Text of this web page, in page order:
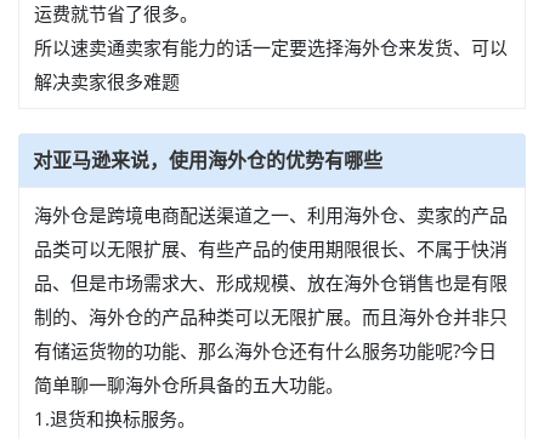
运费就节省了很多。
所以速卖通卖家有能力的话一定要选择海外仓来发货、可以
解决卖家很多难题
对亚马逊来说，使用海外仓的优势有哪些
海外仓是跨境电商配送渠道之一、利用海外仓、卖家的产品
品类可以无限扩展、有些产品的使用期限很长、不属于快消
品、但是市场需求大、形成规模、放在海外仓销售也是有限
制的、海外仓的产品种类可以无限扩展。而且海外仓并非只
有储运货物的功能、那么海外仓还有什么服务功能呢?今日
简单聊一聊海外仓所具备的五大功能。
1.退货和换标服务。